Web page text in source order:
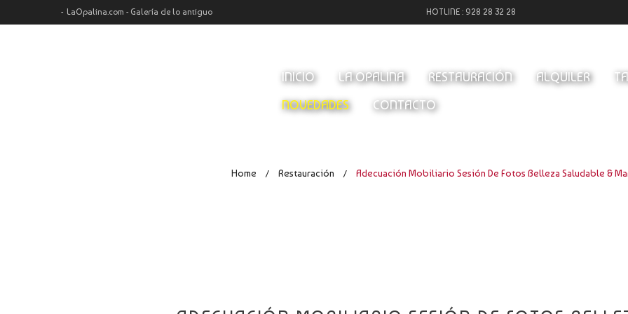
LaOpalina.com - Galería de lo antiguo HOTLINE : 928 28 32 28
INICIO LA OPALINA RESTAURACIÓN ALQUILER
NOVEDADES
CONTACTO
Home / Restauración / Adecuación Mobiliario Sesión De Fotos Belleza Saludable &